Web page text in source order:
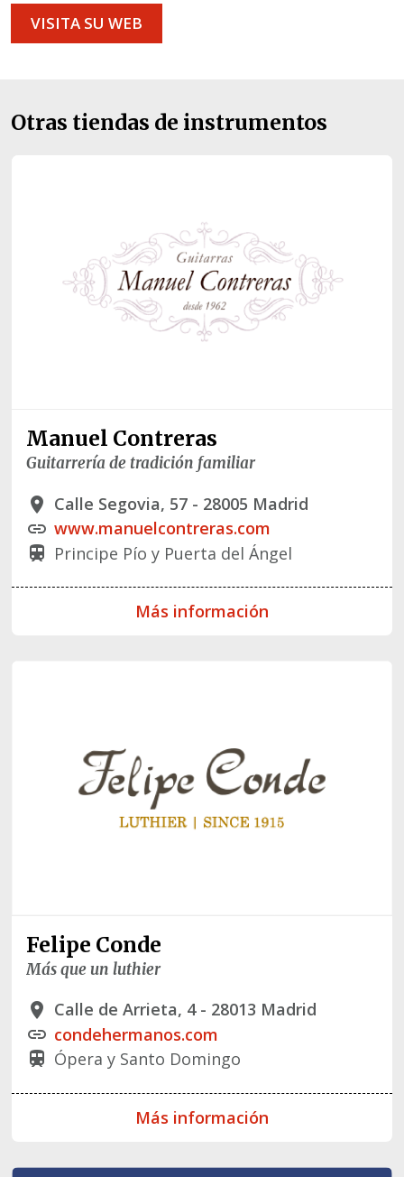
VISITA SU WEB
Otras tiendas de instrumentos
Manuel Contreras
Guitarrería de tradición familiar
place Calle Segovia, 57 - 28005 Madrid
link www.manuelcontreras.com
train Principe Pío y Puerta del Ángel
Más información
Felipe Conde
Más que un luthier
place Calle de Arrieta, 4 - 28013 Madrid
link condehermanos.com
train Ópera y Santo Domingo
Más información